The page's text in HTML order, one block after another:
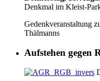
Denkmal im Kleist-
Gedenkveranstaltung
Thälmanns
Aufstehen gegen